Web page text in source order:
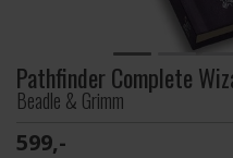
Pathfinder Complete
Beadle & Grimm
599,-